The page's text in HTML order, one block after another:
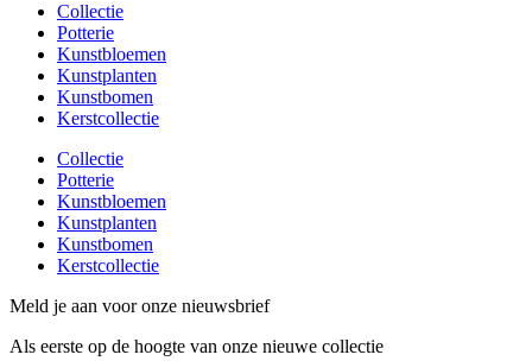
Collectie
Potterie
Kunstbloemen
Kunstplanten
Kunstbomen
Kerstcollectie
Collectie
Potterie
Kunstbloemen
Kunstplanten
Kunstbomen
Kerstcollectie
Meld je aan voor onze nieuwsbrief
Als eerste op de hoogte van onze nieuwe collectie